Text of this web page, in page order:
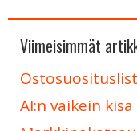
Viimeisimmät
AI:n vaikein